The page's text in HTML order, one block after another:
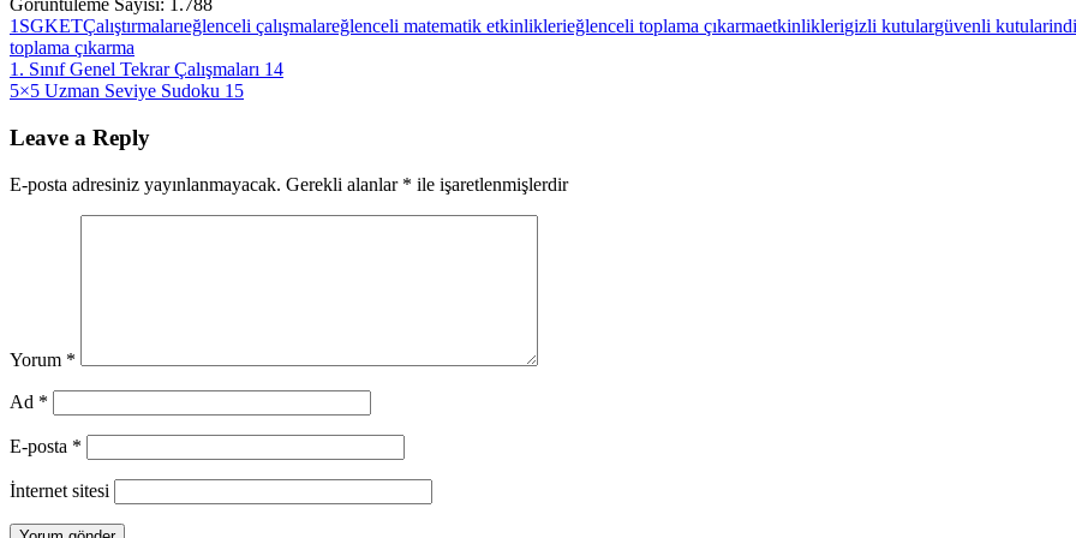
Görüntüleme Sayısı: 1.788
1SGKETÇalıştırmalarıeğlenceli çalışmalareğlenceli matematik etkinliklerieğlenceli toplama çıkarmaetkinliklerigizli kutulargüvenli kutular
toplama çıkarma
Yazı
gezinmesi
Previous
Post:
1. Sınıf Genel Tekrar Çalışmaları 14
Next
5×5 Uzman Seviye Sudoku 15
Leave a Reply
E-posta adresiniz yayınlanmayacak. Gerekli alanlar * ile işaretlenmişlerdir
Yorum *
Ad *
E-posta *
İnternet sitesi